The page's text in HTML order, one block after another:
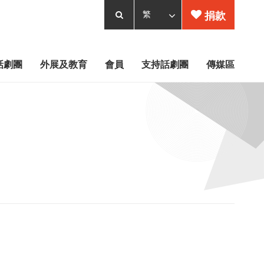
劇團 外展及教育 會員 支持話劇團 傳媒區
捐款